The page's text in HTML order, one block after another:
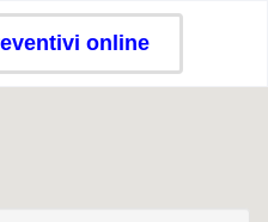
online